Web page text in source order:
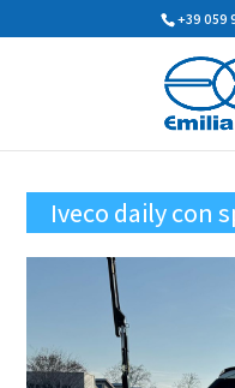
+39 059
Iveco daily con